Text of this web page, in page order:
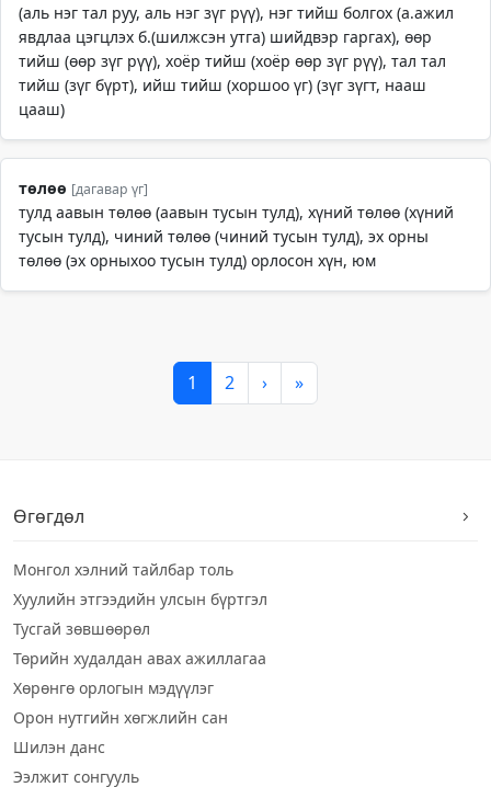
(аль нэг тал руу, аль нэг зүг рүү), нэг тийш болгох (а.ажил
явдлаа цэгцлэх б.(шилжсэн утга) шийдвэр гаргах), өөр
тийш (өөр зүг рүү), хоёр тийш (хоёр өөр зүг рүү), тал тал
тийш (зүг бүрт), ийш тийш (хоршоо үг) (зүг зүгт, нааш
цааш)
төлөө [дагавар үг]
тулд аавын төлөө (аавын тусын тулд), хүний төлөө (хүний
тусын тулд), чиний төлөө (чиний тусын тулд), эх орны
төлөө (эх орныхоо тусын тулд) орлосон хүн, юм
1 2 › »
Өгөгдөл
Монгол хэлний тайлбар толь
Хуулийн этгээдийн улсын бүртгэл
Тусгай зөвшөөрөл
Төрийн худалдан авах ажиллагаа
Хөрөнгө орлогын мэдүүлэг
Орон нутгийн хөгжлийн сан
Шилэн данс
Ээлжит сонгууль